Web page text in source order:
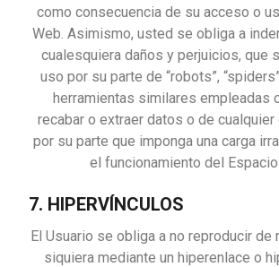
como consecuencia de su acceso o
Web. Asimismo, usted se obliga a
cualesquiera daños y perjuicios, que
uso por su parte de “robots”,
herramientas similares empleadas
recabar o extraer datos o de cualquier
por su parte que imponga una carga
el funcionamiento del
7. HIPERVÍNCULOS
El Usuario se obliga a no reproducir de
siquiera mediante un hiperenlace o